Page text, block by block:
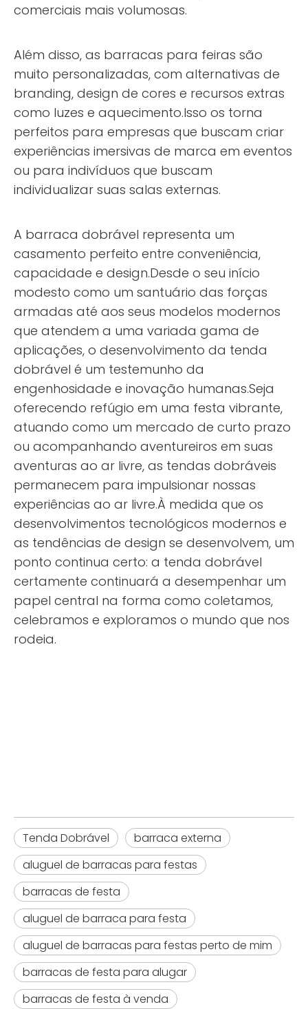
comerciais mais volumosas.
Além disso, as barracas para feiras são
muito personalizadas, com alternativas de
branding, design de cores e recursos extras
como luzes e aquecimento.Isso os torna
perfeitos para empresas que buscam criar
experiências imersivas de marca em eventos
ou para indivíduos que buscam
individualizar suas salas externas.
A barraca dobrável representa um
casamento perfeito entre conveniência,
capacidade e design.Desde o seu início
modesto como um santuário das forças
armadas até aos seus modelos modernos
que atendem a uma variada gama de
aplicações, o desenvolvimento da tenda
dobrável é um testemunho da
engenhosidade e inovação humanas.Seja
oferecendo refúgio em uma festa vibrante,
atuando como um mercado de curto prazo
ou acompanhando aventureiros em suas
aventuras ao ar livre, as tendas dobráveis ​​
permanecem para impulsionar nossas
experiências ao ar livre.À medida que os
desenvolvimentos tecnológicos modernos e
as tendências de design se desenvolvem, um
ponto continua certo: a tenda dobrável
certamente continuará a desempenhar um
papel central na forma como coletamos,
celebramos e exploramos o mundo que nos
rodeia.
Tenda Dobrável
barraca externa
aluguel de barracas para festas
barracas de festa
aluguel de barraca para festa
aluguel de barracas para festas perto de mim
barracas de festa para alugar
barracas de festa à venda